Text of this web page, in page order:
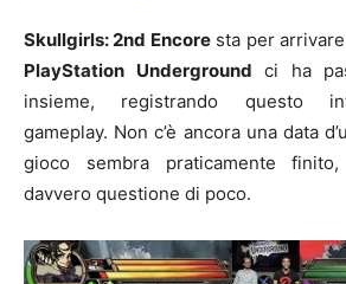
Skullgirls: 2nd Encoresta per
PlayStation Underground ci ha
insieme, registrando questo
gameplay. Non c’è ancora una data
gioco sembra praticamente
davvero questione di poco.